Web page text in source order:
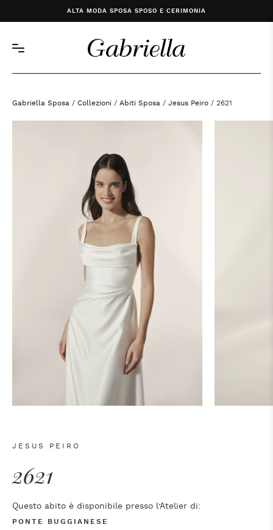
ALTA MODA SPOSA SPOSO E CERIMONIA
Gabriella Sposa / Collezioni / Abiti Sposa / Jesus Peiro / 2621
JESUS PEIRO
2621
Questo abito è disponibile presso l’Atelier di:
PONTE BUGGIANESE